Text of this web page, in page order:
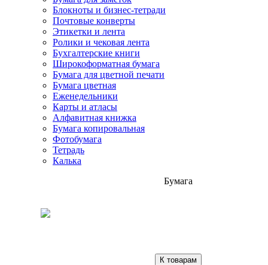
Блокноты и бизнес-тетради
Почтовые конверты
Этикетки и лента
Ролики и чековая лента
Бухгалтерские книги
Широкоформатная бумага
Бумага для цветной печати
Бумага цветная
Еженедельники
Карты и атласы
Алфавитная книжка
Бумага копировальная
Фотобумага
Тетрадь
Калька
Бумага
К товарам